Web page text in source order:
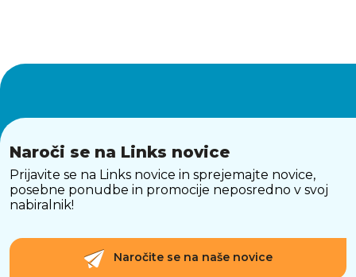
Naroči se na Links novice
Prijavite se na Links novice in sprejemajte novice,
posebne ponudbe in promocije neposredno v svoj
nabiralnik!
Naročite se na naše novice